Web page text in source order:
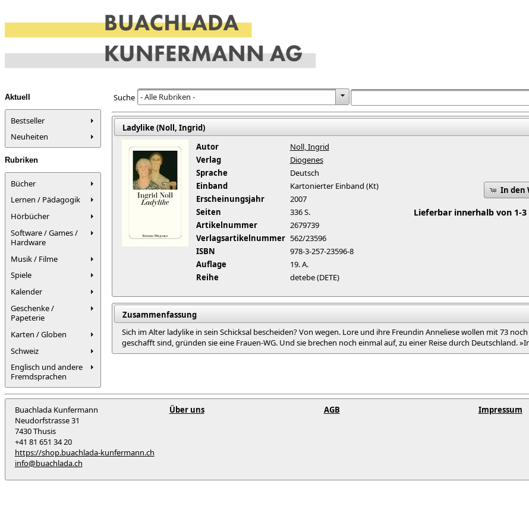
Aktuell
Bestseller
Neuheiten
Rubriken
Bücher
Lernen / Pädagogik
Hörbücher
Software / Games /
Hardware
Musik / Filme
Spiele
Kalender
Geschenke /
Papeterie
Karten / Globen
Schweiz
Englisch und andere
Fremdsprachen
Suche - Alle Rubriken -
Ladylike (Noll, Ingrid)
Autor
Noll, Ingrid
Verlag
Diogenes
Sprache
Deutsch
Einband
Kartonierter Einband (Kt)
Erscheinungsjahr
2007
Seiten
336 S.
Artikelnummer
2679739
Verlagsartikelnummer 562/23596
ISBN
978-3-257-23596-8
Auflage
19. A.
Reihe
detebe (DETE)
In den
Lieferbar innerhalb von 1-
Zusammenfassung
Sich im Alter ladylike in sein Schicksal bescheiden? Von wegen. Lore und ihre Freundin Anneliese wollen mit 73
geschafft sind, gründen sie eine Frauen-WG. Und sie brechen noch einmal auf, zu einer Reise durch Deutschland.
Buachlada Kunfermann
Neudorfstrasse 31
7430 Thusis
+41 81 651 34 20
https://shop.buachlada-kunfermann.ch
info@buachlada.ch
Über uns AGB Impressum